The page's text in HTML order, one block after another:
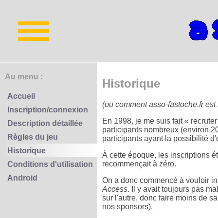
Historique
(ou comment asso-fastoche.fr est
En 1998, je me suis fait «
participants nombreux (environ
participants ayant la possibilité
À cette époque, les inscriptions
recommençait à zéro.
On a donc commencé à vouloir
Access. Il y avait toujours pas
sur l'autre, donc faire moins de
nos sponsors).
Au menu :
Accueil
Inscription/connexion
Description détaillée
Règles du jeu
Historique
Conditions d'utilisation
Android